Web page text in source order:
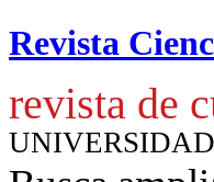
Revista
revista de